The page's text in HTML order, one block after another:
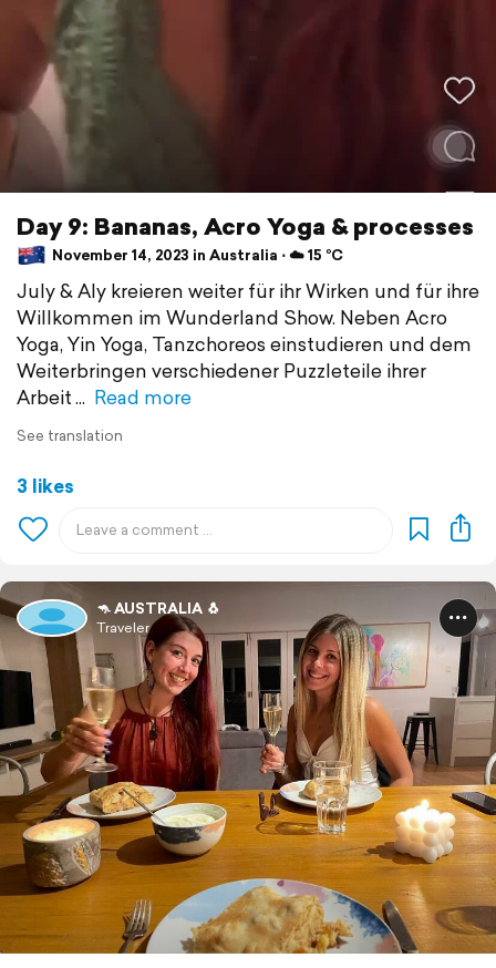
Day 9: Bananas, Acro Yoga & processes
November 14, 2023 in Australia ⋅ ☁️ 15 °C
July & Aly kreieren weiter für ihr Wirken und für ihre
Willkommen im Wunderland Show. Neben Acro
Yoga, Yin Yoga, Tanzchoreos einstudieren und dem
Weiterbringen verschiedener Puzzleteile ihrer
Arbeit
Read more
See translation
3 likes
🦘 AUSTRALIA 🐧
Traveler